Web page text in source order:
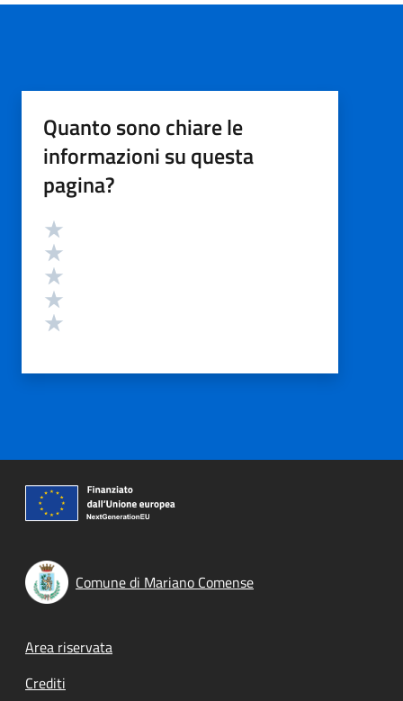
Quanto sono chiare le
informazioni su questa
pagina?
Valutazione
Comune di Mariano Comense
Footer menu
Area riservata
Crediti